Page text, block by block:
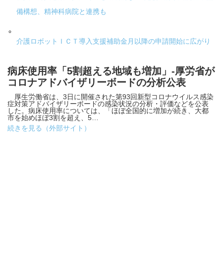
備構想、精神科病院と連携も
介護ロボットＩＣＴ導入支援補助金月以降の申請開始に広がり
病床使用率「5割超える地域も増加」-厚労省が
コロナアドバイザリーボードの分析公表
厚生労働省は、3日に開催された第93回新型コロナウイルス感染
症対策アドバイザリーボードの感染状況の分析・評価などを公表
した。病床使用率については、「ほぼ全国的に増加が続き、大都
市を始めほぼ3割を超え、5…
続きを見る（外部サイト）